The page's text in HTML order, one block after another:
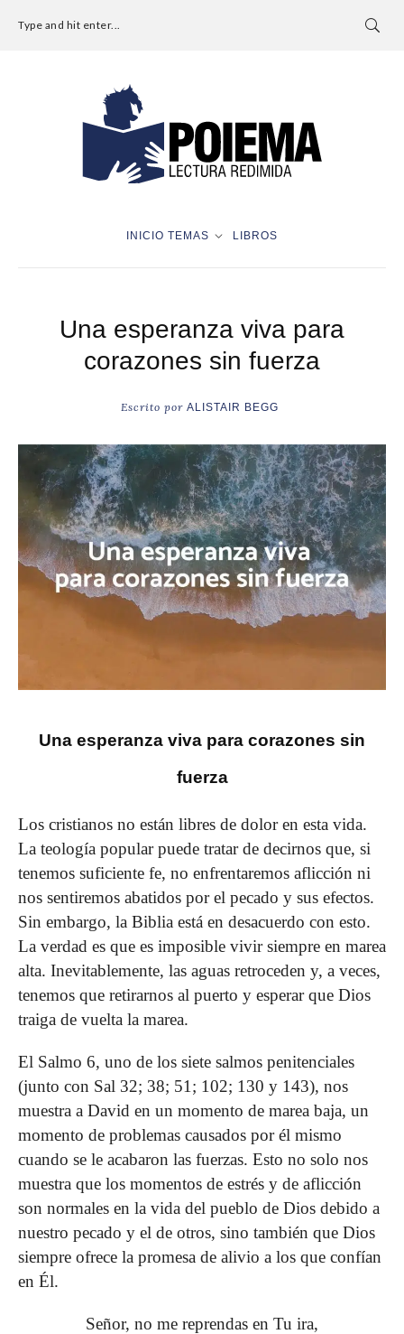
Type and hit enter...
INICIO TEMAS LIBROS
Una esperanza viva para
corazones sin fuerza
Escrito por ALISTAIR BEGG
Una esperanza viva para corazones sin
fuerza
Los cristianos no están libres de dolor en esta vida.
La teología popular puede tratar de decirnos que, si
tenemos suficiente fe, no enfrentaremos aflicción ni
nos sentiremos abatidos por el pecado y sus efectos.
Sin embargo, la Biblia está en desacuerdo con esto.
La verdad es que es imposible vivir siempre en marea
alta. Inevitablemente, las aguas retroceden y, a veces,
tenemos que retirarnos al puerto y esperar que Dios
traiga de vuelta la marea.
El Salmo 6, uno de los siete salmos penitenciales
(junto con Sal 32; 38; 51; 102; 130 y 143), nos
muestra a David en un momento de marea baja, un
momento de problemas causados por él mismo
cuando se le acabaron las fuerzas. Esto no solo nos
muestra que los momentos de estrés y de aflicción
son normales en la vida del pueblo de Dios debido a
nuestro pecado y el de otros, sino también que Dios
siempre ofrece la promesa de alivio a los que confían
en Él.
Señor, no me reprendas en Tu ira,